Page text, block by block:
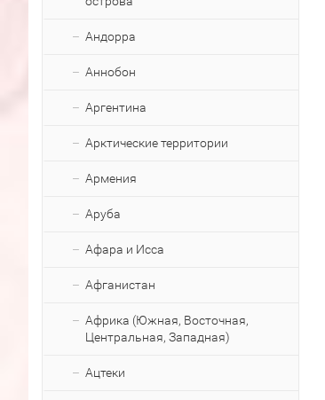
Андорра
Аннобон
Аргентина
Арктические территории
Армения
Аруба
Афара и Исса
Афганистан
Африка (Южная, Восточная,
Центральная, Западная)
Ацтеки